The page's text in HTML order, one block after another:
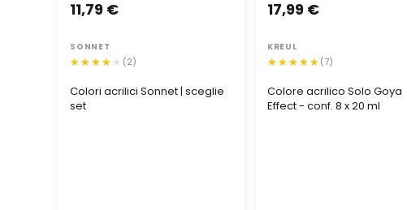
Colori acrilici Sonnet | sceglie
set
11,79 €
SONNET
(2)
Colore acrilico Solo Goya
Effect - conf. 8 x 20 ml
17,99 €
KREUL
(7)